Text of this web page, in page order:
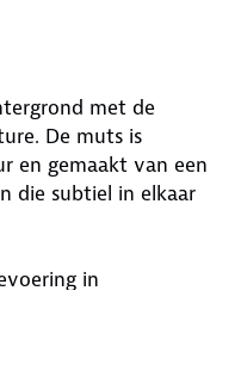
met de
De muts is
en gemaakt van een
die subtiel in elkaar
in
omslag zorgt